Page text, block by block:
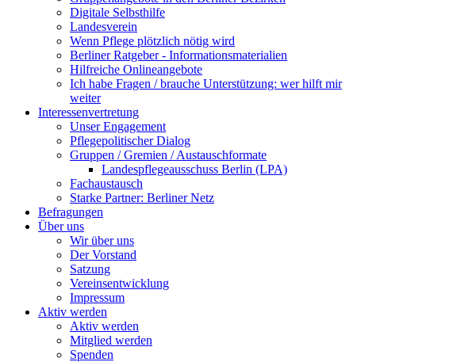
Digitale Selbsthilfe
Landesverein
Wenn Pflege plötzlich nötig wird
Berliner Ratgeber - Informationsmaterialien
Hilfreiche Onlineangebote
Ich habe Fragen / brauche Unterstützung: wer hilft mir
weiter
Interessenvertretung
Unser Engagement
Pflegepolitischer Dialog
Gruppen / Gremien / Austauschformate
Landespflegeausschuss Berlin (LPA)
Fachaustausch
Starke Partner: Berliner Netz
Befragungen
Über uns
Wir über uns
Der Vorstand
Satzung
Vereinsentwicklung
Impressum
Aktiv werden
Aktiv werden
Mitglied werden
Spenden